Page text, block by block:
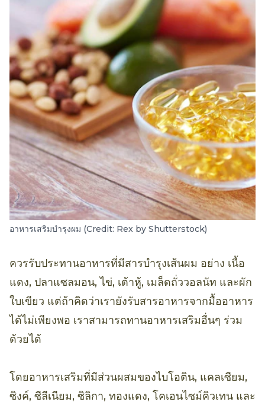
อาหารเสริมบำรุงผม (Credit: Rex by Shutterstock)
ควรรับประทานอาหารที่มีสารบำรุงเส้นผม อย่าง เนื้อ
แดง, ปลาแซลมอน, ไข่, เต้าหู้, เมล็ดถั่ววอลนัท และผัก
ใบเขียว แต่ถ้าคิดว่าเรายังรับสารอาหารจากมื้ออาหาร
ได้ไม่เพียงพอ เราสามารถทานอาหารเสริมอื่นๆ ร่วม
ด้วยได้
โดยอาหารเสริมที่มีส่วนผสมของไบโอติน, แคลเซียม,
ซิงค์, ซีลีเนียม, ซิลิกา, ทองแดง, โคเอนไซม์คิวเทน และ